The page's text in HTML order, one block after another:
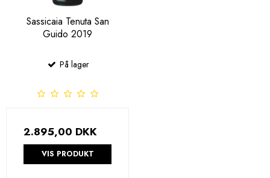
Sassicaia Tenuta San
Guido 2019
På lager
2.895,00 DKK
VIS PRODUKT